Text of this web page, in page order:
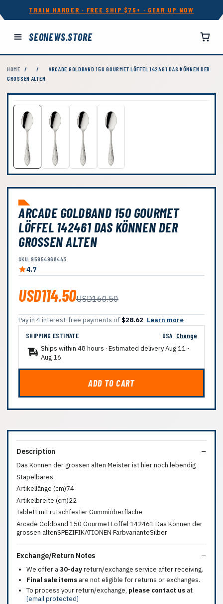
TRAIN HARDER · FREE SHIP $75+ · GEAR UP NOW
SEONEWS.STORE
HOME / /
ARCADE GOLDBAND 150 GOURMET LÖFFEL 142461 DAS KÖNNEN DER
GROSSEN ALTEN
ARCADE GOLDBAND 150 GOURMET
LÖFFEL 142461 DAS KÖNNEN DER
GROSSEN ALTEN
SKU: 95954968443
4.7
USD114.50USD160.50
Pay in 4 interest-free payments of $28.62 Learn more
SHIPPING ESTIMATE
USA Change
Ships within 48 hours · Estimated deliveryAug 11 -
Aug 16
ADD TO CART
Description
Das Können der grossen alten Meister ist hier noch lebendig
Stapelbares
Artikellänge (cm)74
Artikelbreite (cm)22
Tablett mit rutschfester Gummioberfläche
Arcade Goldband 150 Gourmet Löffel 142461 Das Können der
grossen altenSPEZIFIKATIONEN FarbvarianteSilber
Exchange/Return Notes
We offer a30-dayreturn/exchange service after receiving.
Final sale items are not eligible for returns or exchanges.
To process your return/exchange, please contact us at
[email protected]